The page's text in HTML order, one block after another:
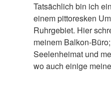
Tatsächlich bin ich
einem pittoresken
Ruhrgebiet. Hier
meinem Balkon-
Seelenheimat und
wo auch einige